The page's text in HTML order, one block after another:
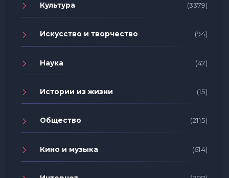
Культура (3379)
Искусство и творчество (94)
Наука (47)
Истории из жизни (15)
Общество (2115)
Кино и музыка (614)